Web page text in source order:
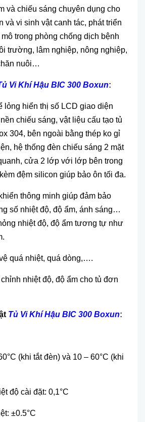
và chiếu sáng chuyên dụng cho
và vi sinh vật canh tác, phát triển
trong phòng chống dịch bệnh
trường, lâm nghiệp, nông nghiệp,
nuôi…
Vi Khí Hậu BIC 300 Boxun:
lỏng hiển thị số LCD giao diện
chiếu sáng, vật liệu cấu tạo tủ
304, bên ngoài bằng thép ko gỉ
hệ thống đèn chiếu sáng 2 mặt
cửa 2 lớp với lớp bên trong
đệm silicon giúp bảo ôn tối đa.
thông minh giúp đảm bảo
số nhiệt độ, độ ẩm, ánh sáng…
nhiệt độ, độ ẩm tương tự như
quá nhiệt, quá dòng,….
nhiệt độ, độ ẩm cho tủ đơn
Tủ Vi Khí Hậu BIC 300 Boxun:
(khi tắt đèn) và 10 – 60°C (khi
độ cài đặt: 0,1°C
±0.5°C